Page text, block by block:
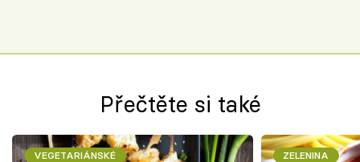
Přečtěte si také
VEGETARIÁNSKÉ ZELENINA